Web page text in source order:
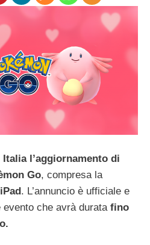
l’aggiornamento di
Go, compresa la
iPad. L’annuncio è ufficiale e
che avrà durata fino